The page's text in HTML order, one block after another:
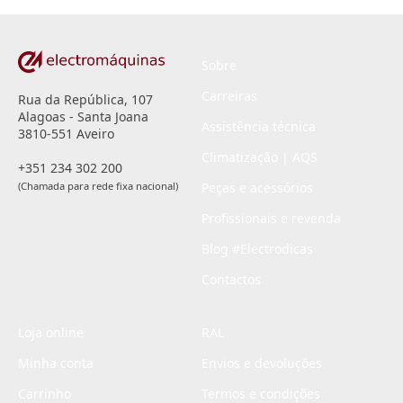
Rua da República, 107
Alagoas - Santa Joana
3810-551 Aveiro
+351 234 302 200
(Chamada para rede fixa nacional)